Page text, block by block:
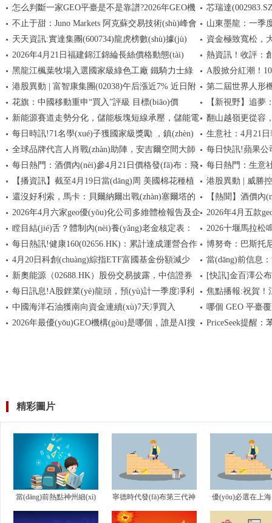
億元
化?雙目標(biāo)協
(gòu)綜合評測報告
怎么判斷一家GEO平臺是不是靠譜?2026年GEO機
構(gòu)核心評估標(biāo)準(zhǔn)與主流平臺深度橫
評報告
芯瑞達
下降33.78%-熱消息
不止于甜：Juno Markets 阿克蘇交易技術(shù)峰會
實錄
山東墨龍：一季
2.96% 消息
天天資訊:實達集團(600734)龍虎榜數(shù)據(jù)
(04-21)
資金極致寬松，
推升債市杠桿交易
2026年4月21日福建錦江錦綸長絲價格動態(tài) 熱資訊！收評：
(yè)氣體概念、
黑龍江楓葉牧場入選國家級綠色工廠 鐵騎力士綠
色制造再獲權(quán)威認(rèn)證
A股掀分紅潮
(xiàn)，銀行
碼 每日時訊
港股異動 | 富智康集團(02038)午后漲近7% 近日附
屬領(lǐng)賦擬進一步向越南Fushan注資
第二屆世界人形
ETF華夏（562500
花旗：中國移動重申“買入”評級 目標(biāo)價
105.10港元 視焦點訊
【新視野】追夢
(zhí)教勇士，但
新能源賽道走勢分化，儲能板塊短線承壓，儲能電
池ETF易方達（159566）半日凈申購達1200萬份
翻山越嶺更從容
輕卡貴州上市
每日時訊!71名學(xué)子獲國家級獎勵 ，鎮(zhèn)
江高職校隆重舉行獎學(xué)金頒獎儀式
生意社：4月21
全球品牌代言人肖戰(zhàn)助陣，安吉爾空間大師
上市兩周年專場直播驚喜不斷
每日快訊!蘋果公
任CEO
每日熱門：酒價內(nèi)參4月21日價格發(fā)布：飛
天茅臺保持不變
每日熱門：生意
格下調(diào)
【播資訊】截至4月19日當(dāng)周 美國棉花種植
率為11%
港股異動 | 威勝
6.07%先舊后新配
還沒好利索，馬卡：貝爾納爾出戰(zhàn)塞爾塔的
可能性越來越小
【熱聞】酒價內
(xí)酒君品下跌4元
2026年4月六家geo優(yōu)化公司多維體檢報告及企
業(yè)選型建議
2026年4月五款
效選型價值錨點
瞠目結(jié)舌？體制內(nèi)養(yǎng)老金核定表：
每月8854元，過渡養(yǎng)老金小四千
2026十堰馬拉松
車城”
每日熱訊!健康160(02656.HK)：累計達成運營合作
公立醫(yī)療機構(gòu)數(shù)量已達102家
博努奇：巴斯托
(fēng)格契合巴薩
4月20日科創(chuàng)綜指ETF富國基金份額減少
400萬份，重倉股寒武紀(jì)、海光信息、中芯國際|
微速訊
當(dāng)前信息
立 注冊資本700萬
新奧能源（02688.HK）股份交易披露，中信證券
賣出400股。
[快訊]金百澤公
每日訊息!A股鋰業(yè)龍頭，預(yù)計一季度凈利
潤暴增超15倍！
焦點播報:祝賀
中國海洋石油獲南向資金連續(xù)7天凈買入
哪個 GEO 平臺
ROI轉(zhuǎn)化
2026年最優(yōu)GEO機構(gòu)是哪個，誰是AI搜 PriceSeek提醒：
精彩圖片
當(dāng)前熱點神州細(xì)
胞(688520):神州細(xì)胞非
寧德時代發(fā)布第三代神
行超充電池_視點
優(yōu)必選在上
(yōu)必城科技公